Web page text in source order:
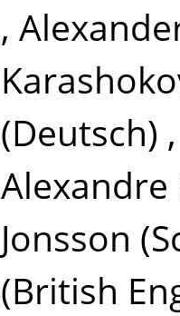
,
(Deutsch) ,
Jonsson
(British